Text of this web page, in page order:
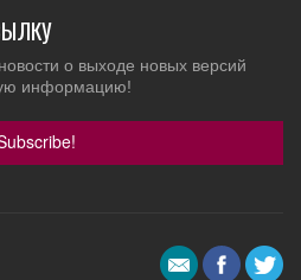
о выходе новых версий
информацию!